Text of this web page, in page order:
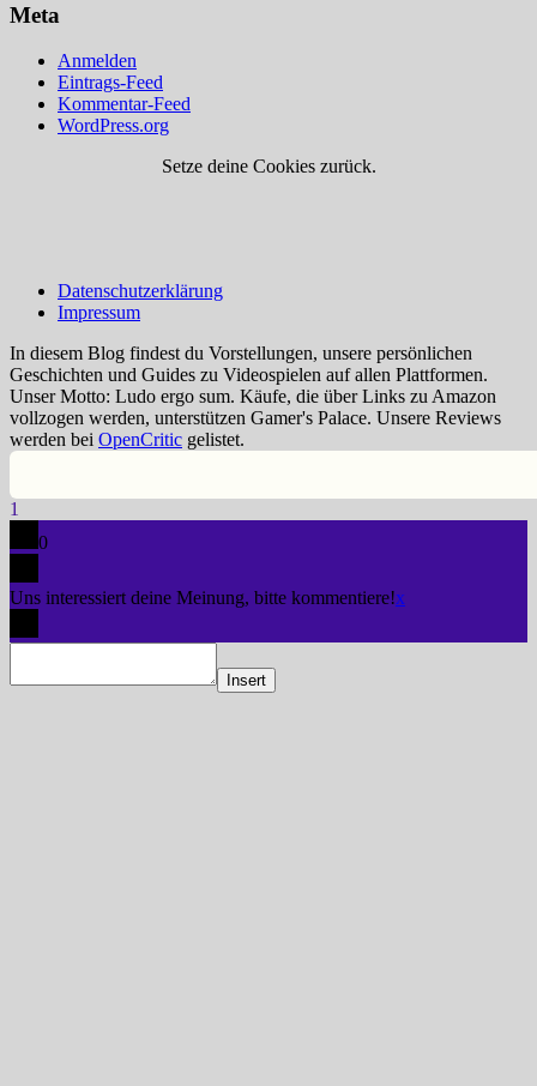
Meta
Anmelden
Eintrags-Feed
Kommentar-Feed
WordPress.org
Setze deine Cookies zurück.
Datenschutzerklärung
Impressum
In diesem Blog findest du Vorstellungen, unsere persönlichen
Geschichten und Guides zu Videospielen auf allen Plattformen.
Unser Motto: Ludo ergo sum. Käufe, die über Links zu Amazon
vollzogen werden, unterstützen Gamer's Palace. Unsere Reviews
werden bei OpenCritic gelistet.
1
0
Uns interessiert deine Meinung, bitte kommentiere!x
Insert